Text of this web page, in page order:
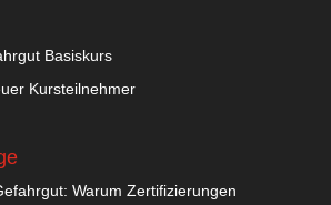
Basiskurs
Kursteilnehmer
Warum Zertifizierungen